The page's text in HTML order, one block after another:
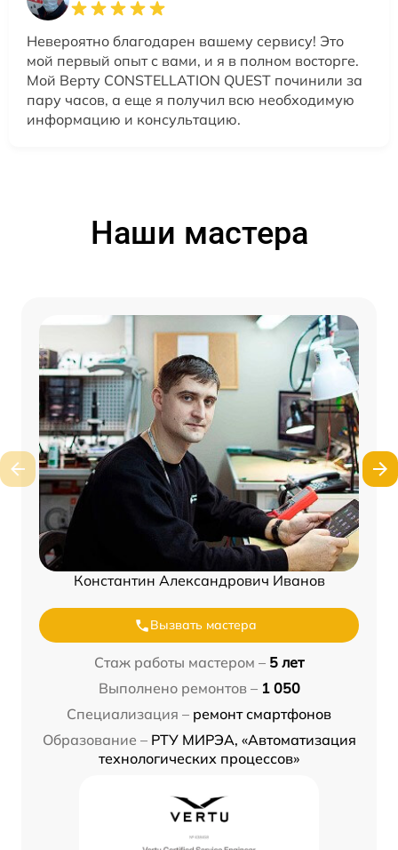
Невероятно благодарен вашему сервису! Это
мой первый опыт с вами, и я в полном восторге.
Мой Верту CONSTELLATION QUEST починили за
пару часов, а еще я получил всю необходимую
информацию и консультацию.
Наши мастера
Константин Александрович Иванов
Вызвать мастера
Стаж работы мастером – 5 лет
Выполнено ремонтов – 1 050
Специализация – ремонт смартфонов
Образование – РТУ МИРЭА, «Автоматизация
технологических процессов»